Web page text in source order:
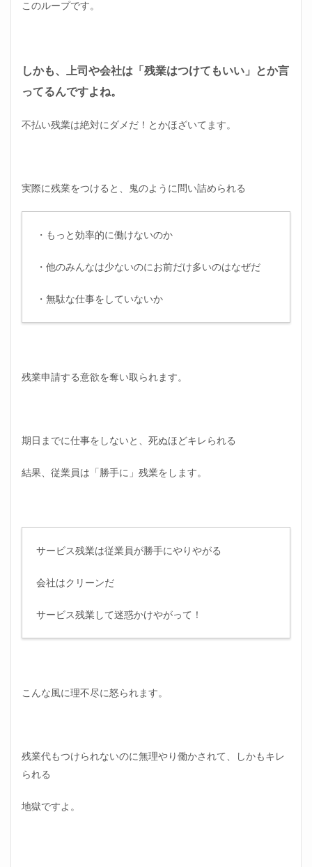
このループです。
しかも、上司や会社は「残業はつけてもいい」とか言
ってるんですよね。
不払い残業は絶対にダメだ！とかほざいてます。
実際に残業をつけると、鬼のように問い詰められる
・もっと効率的に働けないのか
・他のみんなは少ないのにお前だけ多いのはなぜだ
・無駄な仕事をしていないか
残業申請する意欲を奪い取られます。
期日までに仕事をしないと、死ぬほどキレられる
結果、従業員は「勝手に」残業をします。
サービス残業は従業員が勝手にやりやがる
会社はクリーンだ
サービス残業して迷惑かけやがって！
こんな風に理不尽に怒られます。
残業代もつけられないのに無理やり働かされて、しかもキレ
られる
地獄ですよ。